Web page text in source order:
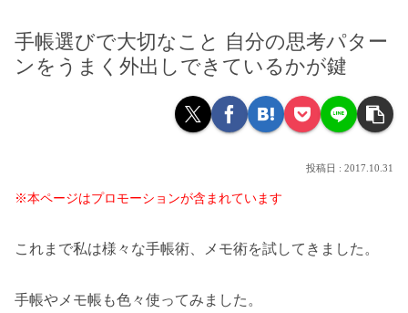
手帳選びで大切なこと 自分の思考パター
ンをうまく外出しできているかが鍵
2017.10.31
※本ページはプロモーションが含まれています
これまで私は様々な手帳術、メモ術を試してきました。
手帳やメモ帳も色々使ってみました。